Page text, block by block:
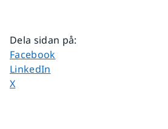
Dela sidan på:
Dela sidan på
Facebook
Dela sidan på
LinkedIn
Dela sidan på
X